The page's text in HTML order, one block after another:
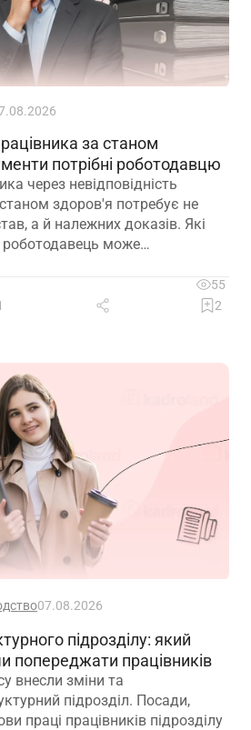
за станом
потрібні роботодавцю
через невідповідність
здоров'я потребує не
а й належних доказів. Які
може
далі
55
2
07.08.2026
підрозділу: який
попереджати працівників
внесли зміни та
підрозділ. Посади,
праці працівників підрозділу